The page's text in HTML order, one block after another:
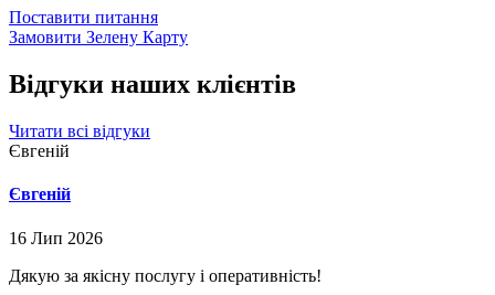
Поставити питання
Замовити Зелену Карту
Відгуки наших клієнтів
Читати всі відгуки
Євгеній
Євгеній
16 Лип 2026
Дякую за якісну послугу і оперативність!